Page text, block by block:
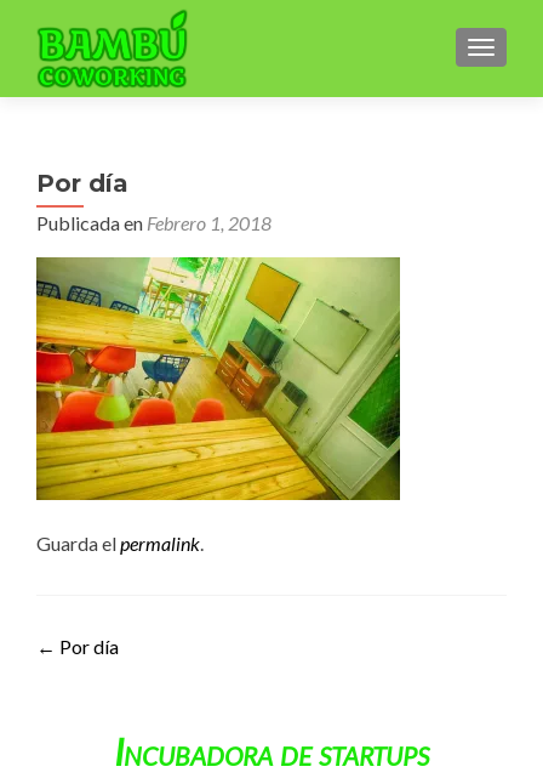
Por día
Publicada en Febrero 1, 2018
Guarda elpermalink.
Navegación de entradas
← Por día
Incubadora de startups